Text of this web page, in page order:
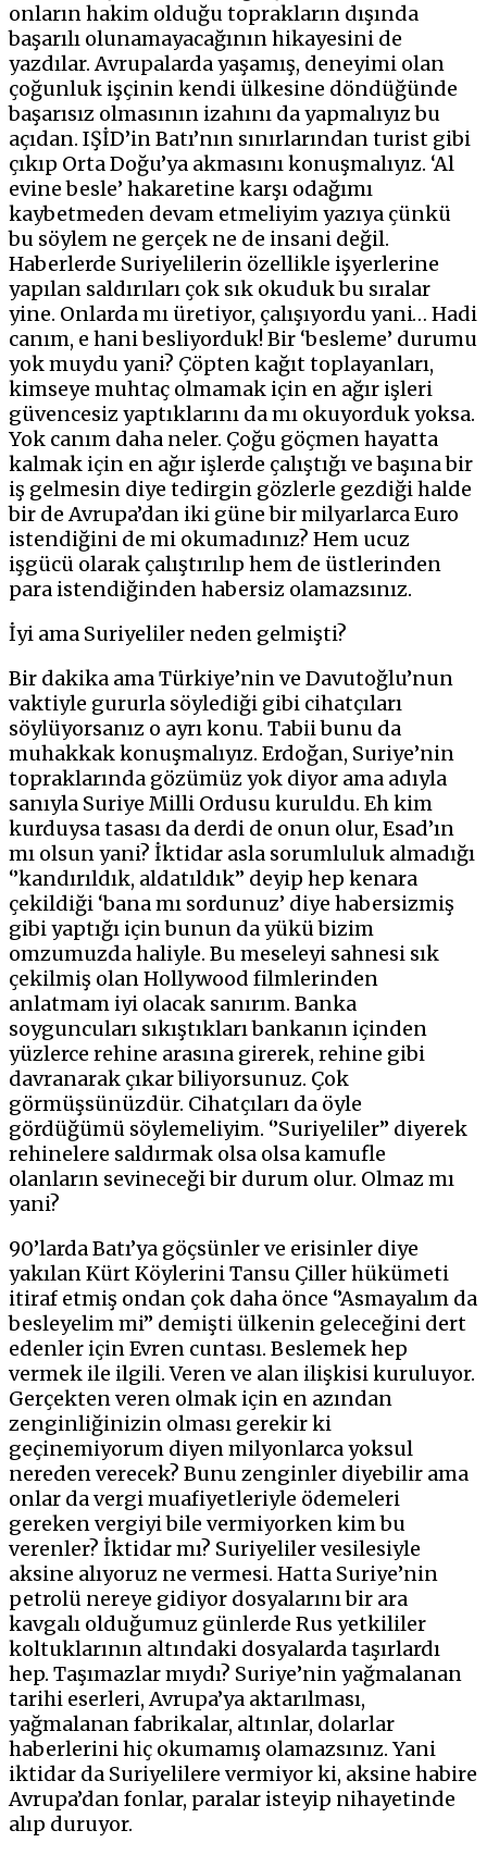
onların hakim olduğu toprakların dışında
başarılı olunamayacağının hikayesini de
yazdılar. Avrupalarda yaşamış, deneyimi olan
çoğunluk işçinin kendi ülkesine döndüğünde
başarısız olmasının izahını da yapmalıyız bu
açıdan. IŞİD’in Batı’nın sınırlarından turist gibi
çıkıp Orta Doğu’ya akmasını konuşmalıyız. ‘Al
evine besle’ hakaretine karşı odağımı
kaybetmeden devam etmeliyim yazıya çünkü
bu söylem ne gerçek ne de insani değil.
Haberlerde Suriyelilerin özellikle işyerlerine
yapılan saldırıları çok sık okuduk bu sıralar
yine. Onlarda mı üretiyor, çalışıyordu yani… Hadi
canım, e hani besliyorduk! Bir ‘besleme’ durumu
yok muydu yani? Çöpten kağıt toplayanları,
kimseye muhtaç olmamak için en ağır işleri
güvencesiz yaptıklarını da mı okuyorduk yoksa.
Yok canım daha neler. Çoğu göçmen hayatta
kalmak için en ağır işlerde çalıştığı ve başına bir
iş gelmesin diye tedirgin gözlerle gezdiği halde
bir de Avrupa’dan iki güne bir milyarlarca Euro
istendiğini de mi okumadınız? Hem ucuz
işgücü olarak çalıştırılıp hem de üstlerinden
para istendiğinden habersiz olamazsınız.
İyi ama Suriyeliler neden gelmişti?
Bir dakika ama Türkiye’nin ve Davutoğlu’nun
vaktiyle gururla söylediği gibi cihatçıları
söylüyorsanız o ayrı konu. Tabii bunu da
muhakkak konuşmalıyız. Erdoğan, Suriye’nin
topraklarında gözümüz yok diyor ama adıyla
sanıyla Suriye Milli Ordusu kuruldu. Eh kim
kurduysa tasası da derdi de onun olur, Esad’ın
mı olsun yani? İktidar asla sorumluluk almadığı
‘’kandırıldık, aldatıldık’’ deyip hep kenara
çekildiği ‘bana mı sordunuz’ diye habersizmiş
gibi yaptığı için bunun da yükü bizim
omzumuzda haliyle. Bu meseleyi sahnesi sık
çekilmiş olan Hollywood filmlerinden
anlatmam iyi olacak sanırım. Banka
soyguncuları sıkıştıkları bankanın içinden
yüzlerce rehine arasına girerek, rehine gibi
davranarak çıkar biliyorsunuz. Çok
görmüşsünüzdür. Cihatçıları da öyle
gördüğümü söylemeliyim. ‘’Suriyeliler’’ diyerek
rehinelere saldırmak olsa olsa kamufle
olanların sevineceği bir durum olur. Olmaz mı
yani?
90’larda Batı’ya göçsünler ve erisinler diye
yakılan Kürt Köylerini Tansu Çiller hükümeti
itiraf etmiş ondan çok daha önce ‘’Asmayalım da
besleyelim mi’’ demişti ülkenin geleceğini dert
edenler için Evren cuntası. Beslemek hep
vermek ile ilgili. Veren ve alan ilişkisi kuruluyor.
Gerçekten veren olmak için en azından
zenginliğinizin olması gerekir ki
geçinemiyorum diyen milyonlarca yoksul
nereden verecek? Bunu zenginler diyebilir ama
onlar da vergi muafiyetleriyle ödemeleri
gereken vergiyi bile vermiyorken kim bu
verenler? İktidar mı? Suriyeliler vesilesiyle
aksine alıyoruz ne vermesi. Hatta Suriye’nin
petrolü nereye gidiyor dosyalarını bir ara
kavgalı olduğumuz günlerde Rus yetkililer
koltuklarının altındaki dosyalarda taşırlardı
hep. Taşımazlar mıydı? Suriye’nin yağmalanan
tarihi eserleri, Avrupa’ya aktarılması,
yağmalanan fabrikalar, altınlar, dolarlar
haberlerini hiç okumamış olamazsınız. Yani
iktidar da Suriyelilere vermiyor ki, aksine habire
Avrupa’dan fonlar, paralar isteyip nihayetinde
alıp duruyor.